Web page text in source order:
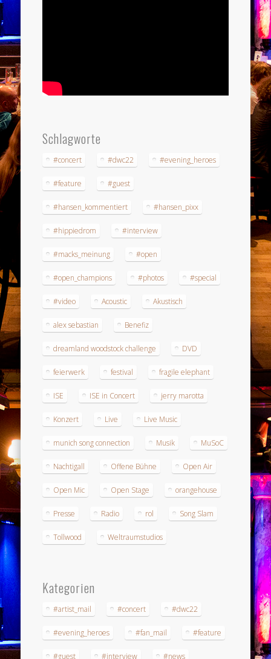
Schlagworte
#concert #dwc22 #evening_heroes
#feature #guest
#hansen_kommentiert #hansen_pixx
#hippiedrom #interview
#macks_meinung #open
#open_champions #photos #special
#video Acoustic Akustisch
alex sebastian Benefiz
dreamland woodstock challenge DVD
feierwerk festival fragile elephant
ISE ISE in Concert jerry marotta
Konzert Live Live Music
munich song connection Musik MuSoC
Nachtigall Offene Bühne Open Air
Open Mic Open Stage orangehouse
Presse Radio rol Song Slam
Tollwood Weltraumstudios
Kategorien
#artist_mail #concert #dwc22
#evening_heroes #fan_mail #feature
#guest #interview #news